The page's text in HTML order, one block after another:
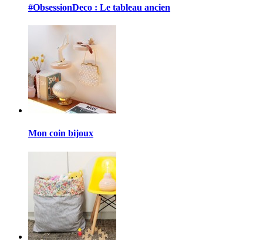
#ObsessionDeco : Le tableau ancien
Mon coin bijoux